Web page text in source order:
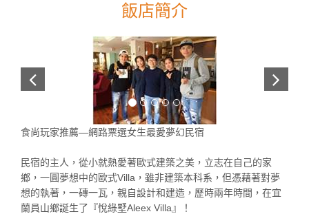
飯店簡介
食尚玩家推薦—網路票選女生最愛夢幻民宿
民宿的主人，從小就熱愛著歐式建築之美，立志在自己的家
鄉，一圓夢想中的歐式Villa，雖非建築本科系，但憑藉著對夢
想的執著，一磚一瓦，親自設計和建造，歷時兩年時間，在宜
蘭員山鄉誕生了『悅綠墅Aleex Villa』！